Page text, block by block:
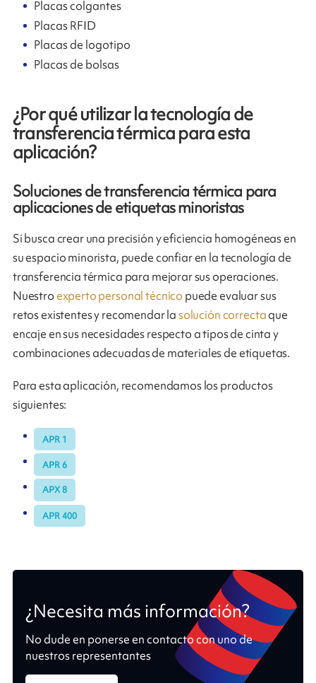
Placas colgantes
Placas RFID
Placas de logotipo
Placas de bolsas
¿Por qué utilizar la tecnología de
transferencia térmica para esta
aplicación?
Soluciones de transferencia térmica para
aplicaciones de etiquetas minoristas
Si busca crear una precisión y eficiencia homogéneas en
su espacio minorista, puede confiar en la tecnología de
transferencia térmica para mejorar sus operaciones.
Nuestroexperto personal técnico puede evaluar sus
retos existentes y recomendar lasolución correctaque
encaje en sus necesidades respecto a tipos de cinta y
combinaciones adecuadas de materiales de etiquetas.
Para esta aplicación, recomendamos los productos
siguientes:
APR 1
APR 6
APX 8
APR 400
¿Necesita más información?
No dude en ponerse en contacto con uno de
nuestros representantes